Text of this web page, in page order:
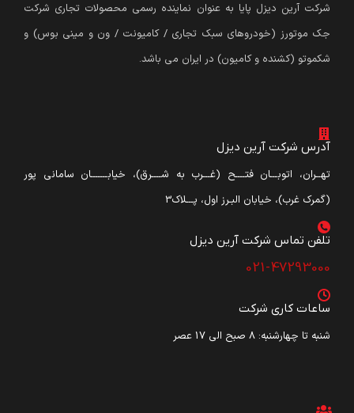
شرکت آرین دیزل پایا به عنوان نماینده رسمی محصولات تجاری شرکت
جک موتورز (خودروهای سبک تجاری / کامیونت / ون و مینی بوس) و
شکموتو (کشنده و کامیون) در ایران می باشد.
آدرس شرکت آرین دیزل
تهــران، اتوبـــان فتــــح (غـــرب به شــــرق)، خیابـــــــان سامانی پور
(گمرک غرب)، خیابان البـرز اول، پـــلاک3
تلفن تماس شرکت آرین دیزل​
021-47293000
ساعات کاری شرکت
شنبه تا چهارشنبه: ۸ صبح الی 17 عصر